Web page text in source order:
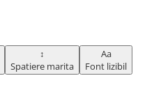
↕
Spatiere marita
Aa
Font lizibil